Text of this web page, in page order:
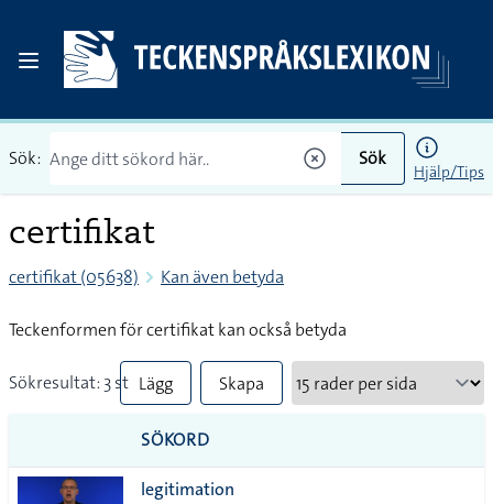
Sök: Sök
Hjälp/Tips
certifikat
certifikat (05638) Kan även betyda
Teckenformen för certifikat kan också betyda
Sökresultat: 3 st Lägg
till
alla i
Skapa
SÖKORD
legitimation